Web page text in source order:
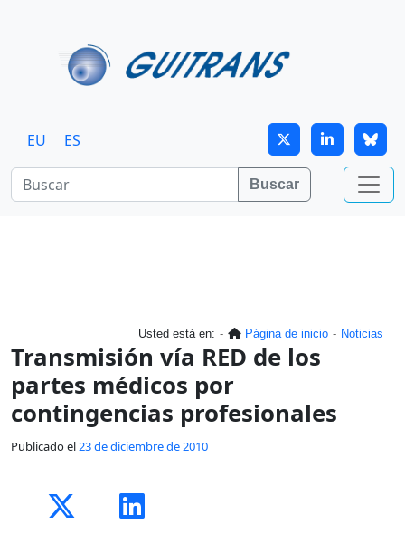
EU ES
Buscar
Usted está en: Página de inicio Noticias
Transmisión vía RED de los
partes médicos por
contingencias profesionales
Publicado el23 de diciembre de 2010